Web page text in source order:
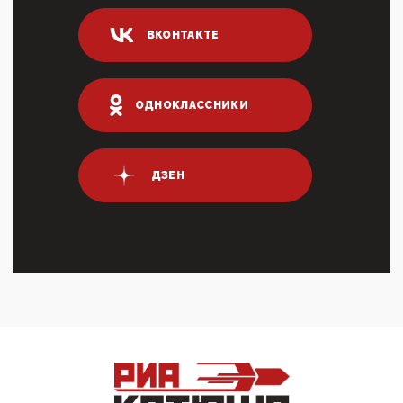
ИНН для переводов по СБП это первый шаг из
логических двухЗаполнение ИНН при любых
переводах по ...
03:35, 10 Апреля 2026
Суммарное вознаграждение менеджменту в 15
крупных банках по итогам 2025 года превысило 63
млрд руб. ...
03:01, 10 Апреля 2026
Террорист и убийца Буданов вальяжно сообщил,
что союзники просили Киев не наносить удары по
энергети...
Госуслугах уме...
12:01, 10 Апреля 2026
ВКОНТАКТЕ
ОДНОКЛАССНИКИ
ДЗЕН